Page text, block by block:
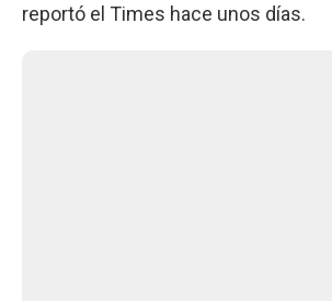
reportó el Times hace unos días.